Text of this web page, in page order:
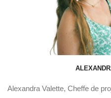
Alexandra Valette, Cheffe de